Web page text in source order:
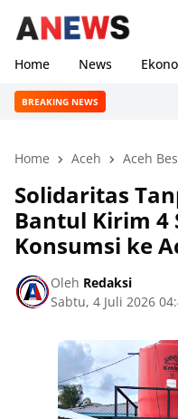
Home News
BREAKING NEWS
Home Aceh Aceh
Solidaritas
Bantul Kirim 4
Konsumsi ke
Oleh Redaksi
Sabtu, 4 Juli 2026